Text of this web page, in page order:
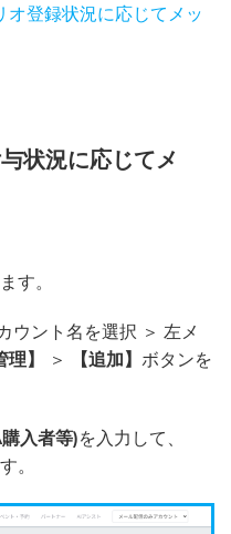
登録状況に応じてメッ
状況に応じてメ
す。
ウント名を選択 ＞ 左メ
理】 ＞ 【追加】 ボタンを
入者等)を入力して、
。